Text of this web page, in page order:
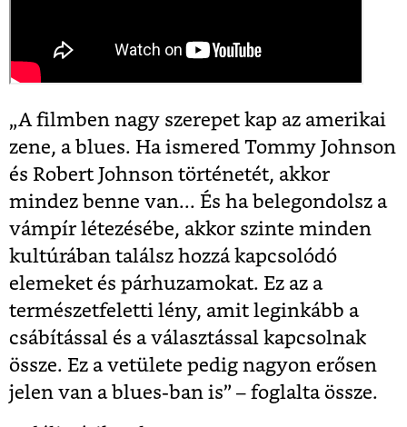
„A filmben nagy szerepet kap az amerikai
zene, a blues. Ha ismered Tommy Johnson
és Robert Johnson történetét, akkor
mindez benne van... És ha belegondolsz a
vámpír létezésébe, akkor szinte minden
kultúrában találsz hozzá kapcsolódó
elemeket és párhuzamokat. Ez az a
természetfeletti lény, amit leginkább a
csábítással és a választással kapcsolnak
össze. Ez a vetülete pedig nagyon erősen
jelen van a blues-ban is” – foglalta össze.